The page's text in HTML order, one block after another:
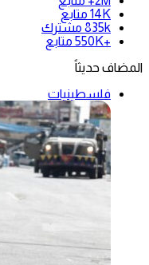
14K متابع
835k مشترك
+550K
متابع
المضاف حديثاً
فلسطينيات